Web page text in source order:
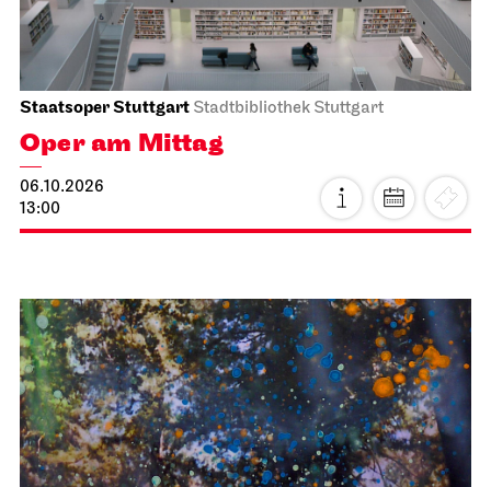
Staatsoper Stuttgart Stadtbibliothek Stuttgart
Oper am Mittag
06.10.2026
13:00